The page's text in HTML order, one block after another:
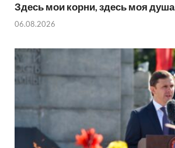
Здесь мои корни, здесь моя душа
06.08.2026